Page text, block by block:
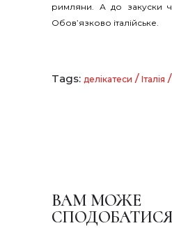
римляни. А до закуски
Обов’язково італійське.
Tags: делікатеси / Італія /
ВАМ МОЖЕ
СПОДОБАТИСЯ